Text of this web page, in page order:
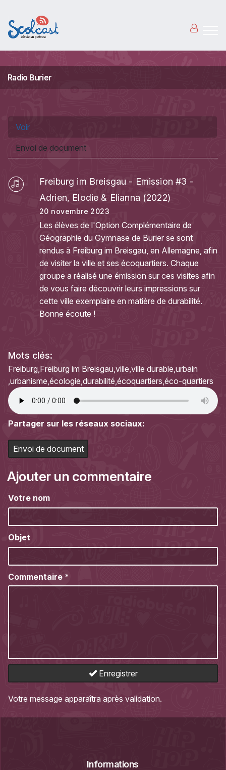
Radio Burier
Onglets principaux
Voir
Envoi de document
Freiburg im Breisgau - Emission #3 -
Adrien, Elodie & Elianna (2022)
20 novembre 2023
Les élèves de l'Option Complémentaire de
Géographie du Gymnase de Burier se sont
rendus à Freiburg im Breisgau, en Allemagne, afin
de visiter la ville et ses écoquartiers. Chaque
groupe a réalisé une émission sur ces visites afin
de vous faire découvrir leurs impressions sur
cette ville exemplaire en matière de durabilité.
Bonne écoute !
Mots clés:
Freiburg Freiburg im Breisgau ville ville durable urbain
urbanisme écologie durabilité écoquartiers éco-quartiers
Partager sur les réseaux sociaux:
Envoi de document
Ajouter un commentaire
Votre nom
Objet
Commentaire *
Enregistrer
Votre message apparaîtra après validation.
Informations